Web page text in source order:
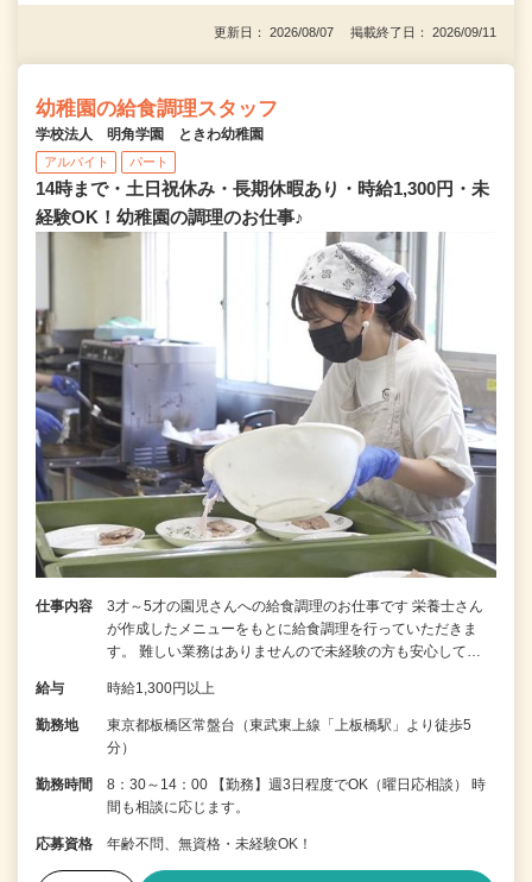
更新日： 2026/08/07 掲載終了日： 2026/09/11
幼稚園の給食調理スタッフ
学校法人 明角学園 ときわ幼稚園
アルバイト パート
14時まで・土日祝休み・長期休暇あり・時給1,300円・未
経験OK！幼稚園の調理のお仕事♪
仕事内容
3才～5才の園児さんへの給食調理のお仕事です 栄養士さん
が作成したメニューをもとに給食調理を行っていただきま
す。 難しい業務はありませんので未経験の方も安心して…
給与 時給1,300円以上
勤務地
東京都板橋区常盤台（東武東上線「上板橋駅」より徒歩5
分）
勤務時間
8：30～14：00 【勤務】週3日程度でOK（曜日応相談） 時
間も相談に応じます。
応募資格 年齢不問、無資格・未経験OK！